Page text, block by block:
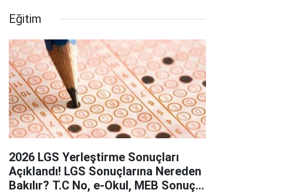
Eğitim
2026 LGS Yerleştirme Sonuçları
Açıklandı! LGS Sonuçlarına Nereden
Bakılır? T.C No, e-Okul, MEB Sonuç